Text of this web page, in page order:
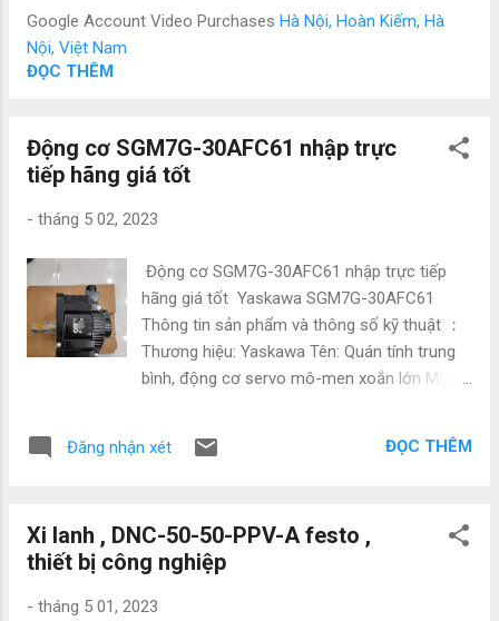
nghiệp - Hỗ trợ giao hàng phạm vi toàn
tudonghoacn.com - natatech.com.vn Các
mục tương tự type 6213 Bürkert 2/2 way
solenoid valve type 5282 Bürkert 2/2 way
230/56-02 * Bürkert 4/2-way-pneumatic
valve, servo-piston 0212-A-03,0-FF-MS-
FB01-024/DC-08 * Bürkert "2/2-way-
solenoid valve; direct acting" 8311-GS84-
VAFF-KZ...
Google Account Video Purchases Hà Nội, Hoàn Kiếm, Hà
Nội, Việt Nam
ĐỌC THÊM
Động cơ SGM7G-30AFC61 nhập trực
tiếp hãng giá tốt
- tháng 5 02, 2023
Động cơ SGM7G-30AFC61 nhập trực tiếp
hãng giá tốt Yaskawa SGM7G-30AFC61
Thông tin sản phẩm và thông số kỹ thuật ：
Thương hiệu: Yaskawa Tên: Quán tính trung
bình, động cơ servo mô-men xoắn lớn Mô
men xoắn lớn SGM7G (tốc độ định mức
24 bit delta. Trình tự thiết kế: A. Đầu trục: trục
thẳng có rãnh then, có vít. Các sản phẩm
Đăng nhận xét ĐỌC THÊM
Xi lanh , DNC-50-50-PPV-A festo ,
thiết bị công nghiệp
- tháng 5 01, 2023